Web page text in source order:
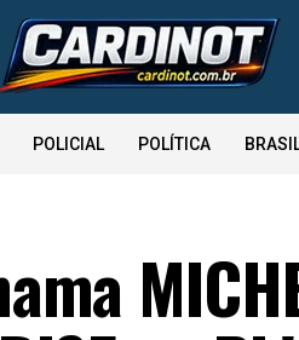
POLICIAL POLÍTICA